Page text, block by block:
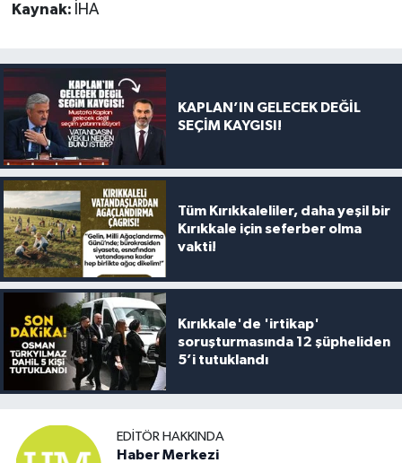
Kaynak: İHA
KAPLAN’IN GELECEK DEĞİL
SEÇİM KAYGISI!
Tüm Kırıkkaleliler, daha yeşil bir
Kırıkkale için seferber olma
vakti!
Kırıkkale'de 'irtikap'
soruşturmasında 12 şüpheliden
5’i tutuklandı
EDITÖR HAKKINDA
Haber Merkezi